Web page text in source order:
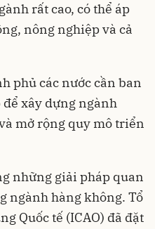
rất cao, có thể áp
nông nghiệp và cả
phủ các nước cần ban
xây dựng ngành
mở rộng quy mô triển
những giải pháp quan
ngành hàng không. Tổ
Quốc tế (ICAO) đã đặt